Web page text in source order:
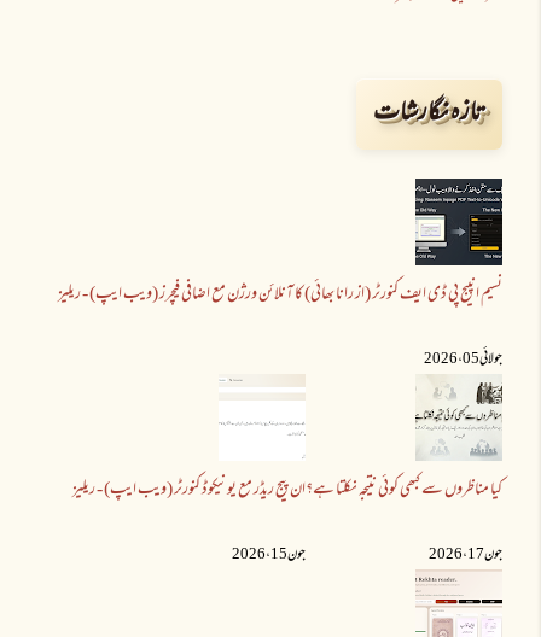
تازہ نگارشات
نسیم انپیج پی ڈی ایف کنورٹر (از رانا بھائی) کا آنلائن ورژن مع اضافی فیچرز (ویب ایپ) - ریلیز
جولائی 05 ،2026
کیا مناظروں سے کبھی کوئی نتیجہ نکلتا ہے؟
جون 17 ،2026
ان پیج ریڈر مع یونیکوڈ کنورٹر (ویب ایپ) - ریلیز
جون 15 ،2026